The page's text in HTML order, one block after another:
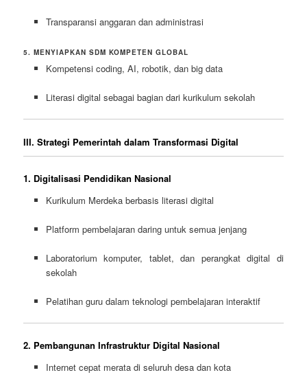
Transparansi anggaran dan administrasi
5. MENYIAPKAN SDM KOMPETEN GLOBAL
Kompetensi coding, AI, robotik, dan big data
Literasi digital sebagai bagian dari kurikulum sekolah
III. Strategi Pemerintah dalam Transformasi Digital
1. Digitalisasi Pendidikan Nasional
Kurikulum Merdeka berbasis literasi digital
Platform pembelajaran daring untuk semua jenjang
Laboratorium komputer, tablet, dan perangkat digital di
sekolah
Pelatihan guru dalam teknologi pembelajaran interaktif
2. Pembangunan Infrastruktur Digital Nasional
Internet cepat merata di seluruh desa dan kota